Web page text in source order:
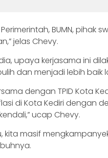
Perimerintah, BUMN, pihak
jelas Chevy.
upaya kerjasama ini
dan menjadi lebih baik
dengan TPID Kota
di Kota Kediri dengan
ucap Chevy.
kita masif